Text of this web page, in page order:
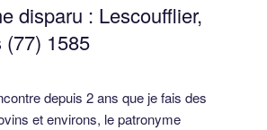
disparu : Lescoufflier,
1585
depuis 2 ans que je fais des
et environs, le patronyme